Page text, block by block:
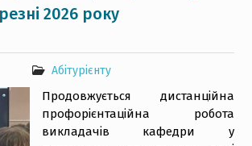
2026 року
Абітурієнту
Продовжується дистанційна
профорієнтаційна робота
викладачів кафедри у